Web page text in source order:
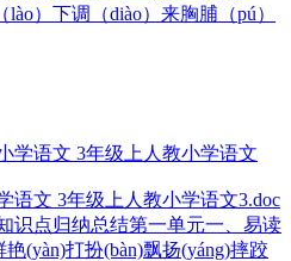
lào）下调（diào）来胸脯（pú）
语文 3年级上人教小学语文3.doc
识点归纳总结第一单元一、易读
(yàn)打扮(bàn)飘扬(yáng)摔跤